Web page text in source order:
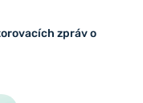
zpráv o